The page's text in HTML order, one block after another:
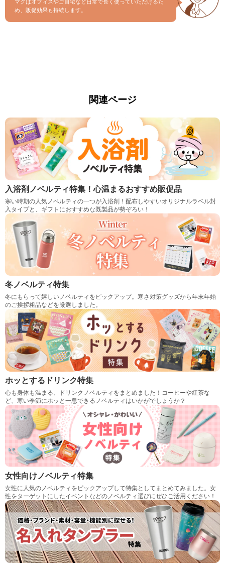
マグはオフィスやご自宅など日常で長く使っていただけるた
め、販促効果も持続します。
関連ページ
入浴剤ノベルティ特集！心温まるおすすめ販促品
寒い時期の人気ノベルティの一つが入浴剤！配布しやすいオリジナルラベル封
入タイプと、ギフトにおすすめな既製品が勢ぞろい！
冬ノベルティ特集
冬にもらって嬉しいノベルティをピックアップ。寒さ対策グッズから年末年始
のご挨拶粗品などを厳選しました。
ホッとするドリンク特集
心も身体も温まる、ドリンクノベルティをまとめました！コーヒーや紅茶な
ど、寒い季節にホッと一息できるノベルティはいかがでしょうか？
女性向けノベルティ特集
女性に人気のノベルティをピックアップして特集としてまとめてみました。女
性をターゲットにしたイベントなどのノベルティ選びにぜひご活用ください！